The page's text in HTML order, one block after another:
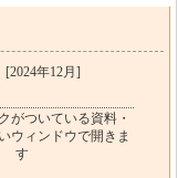
[2024年12月]
がついている資料・
ウィンドウで開きま
す